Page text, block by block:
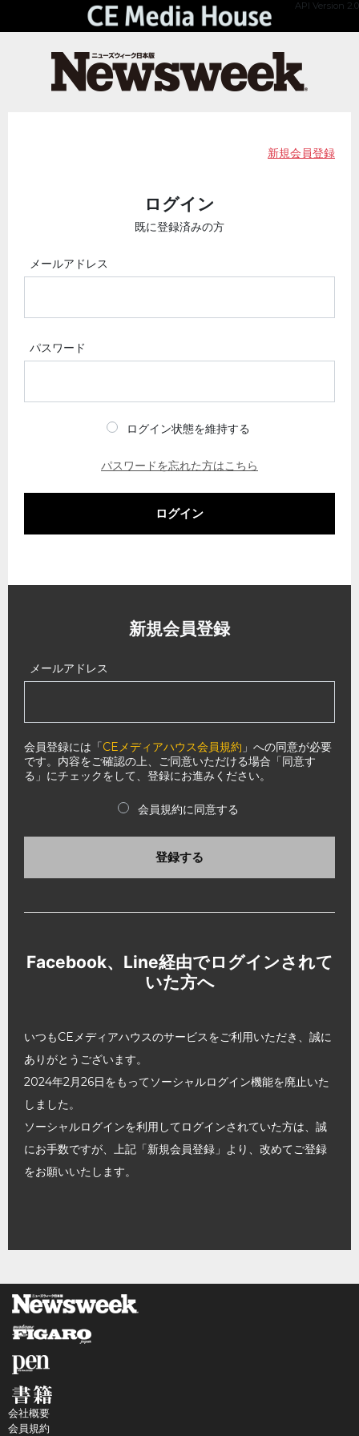
API Version 2.0
新規会員登録
ログイン
既に登録済みの方
メールアドレス
パスワード
ログイン状態を維持する
パスワードを忘れた方はこちら
ログイン
新規会員登録
メールアドレス
会員登録には「CEメディアハウス会員規約 」への同意が必要
です。内容をご確認の上、ご同意いただける場合「同意す
る」にチェックをして、登録にお進みください。
会員規約に同意する
登録する
Facebook、Line経由でログインされて
いた方へ
いつもCEメディアハウスのサービスをご利用いただき、誠に
ありがとうございます。
2024年2月26日をもってソーシャルログイン機能を廃止いた
しました。
ソーシャルログインを利用してログインされていた方は、誠
にお手数ですが、上記「新規会員登録」より、改めてご登録
をお願いいたします。
会社概要
会員規約